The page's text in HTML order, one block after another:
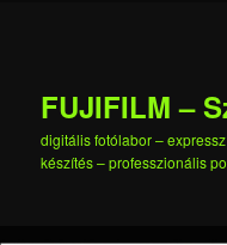
FUJIFILM –
digitális fotólabor –
készítés – professzionális